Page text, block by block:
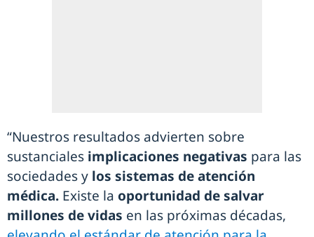
“Nuestros resultados advierten sobre
sustanciales implicaciones negativas para las
sociedades y los sistemas de atención
médica. Existe la oportunidad de salvar
millones de vidas en las próximas décadas,